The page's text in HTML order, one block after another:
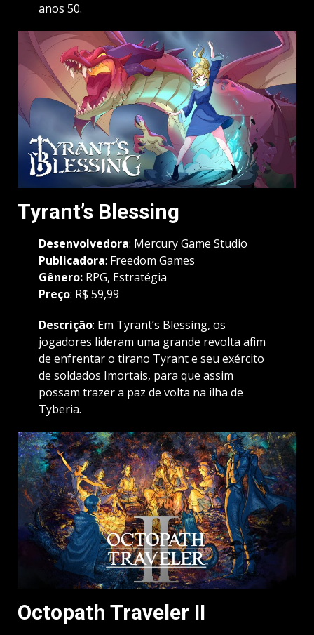
anos 50.
Tyrant’s Blessing
Desenvolvedora: Mercury Game Studio
Publicadora: Freedom Games
Gênero: RPG, Estratégia
Preço: R$ 59,99
Descrição: Em Tyrant’s Blessing, os
jogadores lideram uma grande revolta afim
de enfrentar o tirano Tyrant e seu exército
de soldados Imortais, para que assim
possam trazer a paz de volta na ilha de
Tyberia.
Octopath Traveler II